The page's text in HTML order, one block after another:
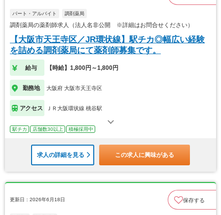
パート・アルバイト 調剤薬局
調剤薬局の薬剤師求人（法人名非公開 ※詳細はお問合せください）
【大阪市天王寺区／JR環状線】駅チカ◎幅広い経験
を詰める調剤薬局にて薬剤師募集です。
給与 【時給】1,800円～1,800円
勤務地 大阪府 大阪市天王寺区
アクセス ＪＲ大阪環状線 桃谷駅
駅チカ 店舗数30以上 積極採用中
求人の詳細を見る この求人に興味がある
更新日：2026年6月18日 保存する